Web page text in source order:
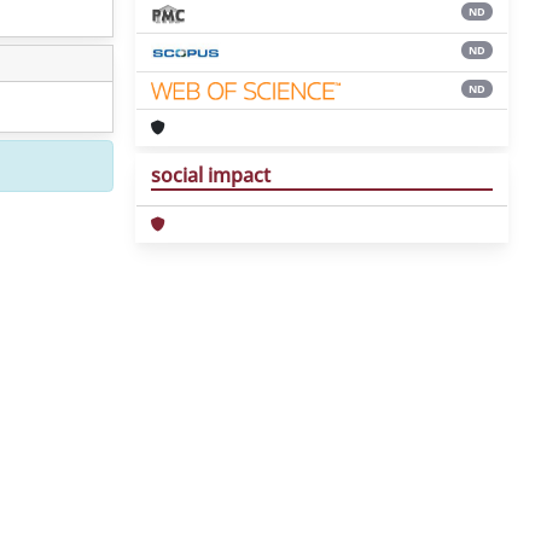
ND
ND
ND
social impact